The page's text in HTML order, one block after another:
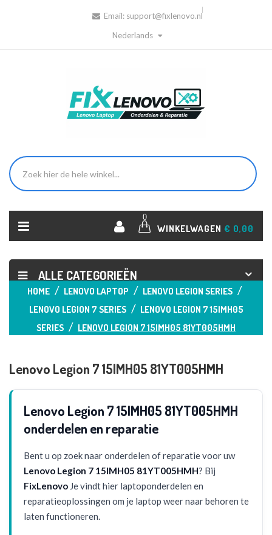
Email: support@fixlenovo.nl
Nederlands
0
WINKELWAGEN € 0,00
ALLE CATEGORIEËN
HOME LENOVO LAPTOP
LENOVO LEGION SERIES
LENOVO LEGION 7 SERIES
LENOVO LEGION 7 15IMH05
SERIES
LENOVO LEGION 7 15IMH05 81YT005HMH
Lenovo Legion 7 15IMH05 81YT005HMH
Lenovo Legion 7 15IMH05 81YT005HMH
onderdelen en reparatie
Bent u op zoek naar onderdelen of reparatie voor uw
Lenovo Legion 7 15IMH05 81YT005HMH? Bij
FixLenovo Je vindt hier laptoponderdelen en
reparatieoplossingen om je laptop weer naar behoren te
laten functioneren.